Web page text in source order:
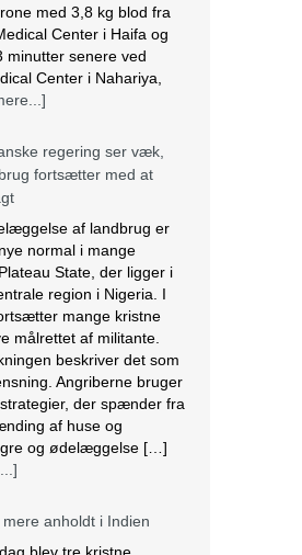
med 3,8 kg blod fra
Center i Haifa og
minutter senere ved
Center i Nahariya,
regering ser væk,
fortsætter med at
af landbrug er
normal i mange
State, der ligger i
region i Nigeria. I
mange kristne
målrettet af militante.
beskriver det som
Angriberne bruger
der spænder fra
af huse og
og ødelæggelse […]
anholdt i Indien
blev tre kristne